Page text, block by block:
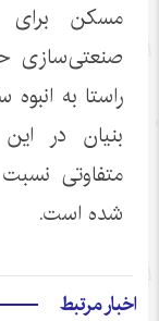
مسکن برای
صنعتی‌سازی
راستا به
بنیان در
متفاوتی
شده است.
اخبار مرتبط